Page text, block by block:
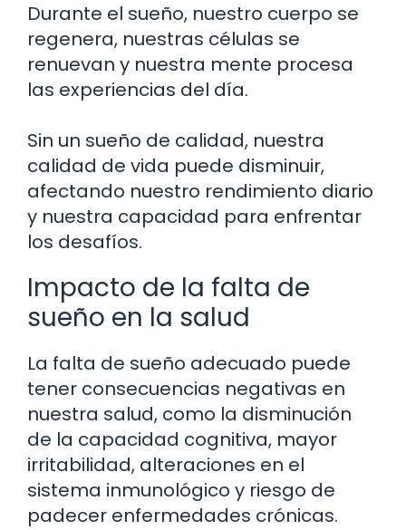
Durante el sueño, nuestro cuerpo se
regenera, nuestras células se
renuevan y nuestra mente procesa
las experiencias del día.
Sin un sueño de calidad, nuestra
calidad de vida puede disminuir,
afectando nuestro rendimiento diario
y nuestra capacidad para enfrentar
los desafíos.
Impacto de la falta de
sueño en la salud
La falta de sueño adecuado puede
tener consecuencias negativas en
nuestra salud, como la disminución
de la capacidad cognitiva, mayor
irritabilidad, alteraciones en el
sistema inmunológico y riesgo de
padecer enfermedades crónicas.